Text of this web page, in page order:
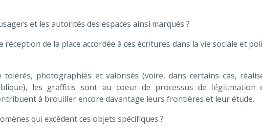
et les autorités des espaces ainsi marqués ?
réception de la place accordée à ces écritures dans la vie sociale et
tolérés, photographiés et valorisés (voire, dans certains cas,
les graffitis sont au coeur de processus de légitimation
à brouiller encore davantage leurs frontières et leur étude.
qui excèdent ces objets spécifiques ?